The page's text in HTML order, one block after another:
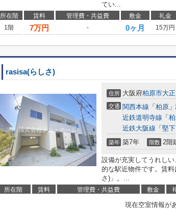
てい...
所在階 賃料 管理費・共益費 敷金 礼金
1階
7万円 - 0ヶ月 15万円
rasisa(らしさ)
住所 大阪府柏原市大正
交通 関西本線 「 柏原
近鉄道明寺線 「
近鉄大阪線 「 堅下
築年 築7年 階数 2階
設備が充実してうれし
的な駅近物件です。賃
さ)」。...
所在階 賃料 管理費・共益費 敷金
現在空室情報が